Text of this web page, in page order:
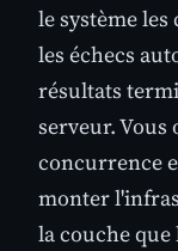
le système
les échecs
résultats
serveur. Vous
concurrence
monter
la couche